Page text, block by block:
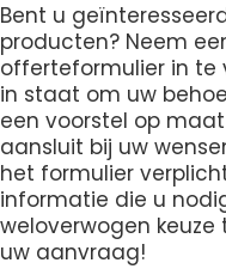
Bent u
producten? Neem
offerteformulier in te
in staat om uw
een voorstel op
aansluit bij uw
het formulier
informatie die u
weloverwogen keuze
uw aanvraag!